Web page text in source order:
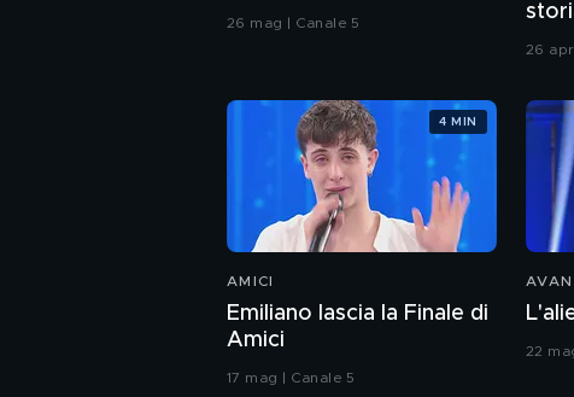
26 mag | Canale 5
26
AMICI
Emiliano lascia la Finale di
Amici
17 mag | Canale 5
4 MIN
22